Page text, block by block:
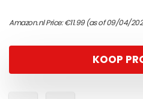
Amazon.nl Price:€11.99(as of 09/04/
KOOP